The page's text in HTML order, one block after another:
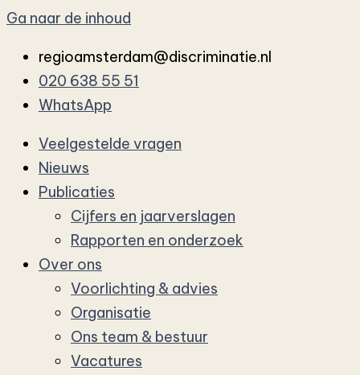
Ga naar de inhoud
regioamsterdam@discriminatie.nl
020 638 55 51
WhatsApp
Veelgestelde vragen
Nieuws
Publicaties
Cijfers en jaarverslagen
Rapporten en onderzoek
Over ons
Voorlichting & advies
Organisatie
Ons team & bestuur
Vacatures